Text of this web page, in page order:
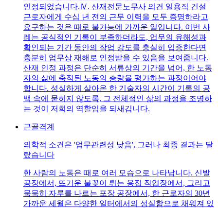
인정되었습니다.Ⅳ. 산재전문노무사 의견 일용직 건설
근로자에게 수십 년 전의 근무 이력을 모두 증명하라고
요구하는 것은 때로 불가능에 가까운 일입니다. 이번 사
례는 공식적인 기록이 부족하더라도, 업무의 유해성과
확인되는 기간 동안의 작업 강도를 충실히 입증한다면
충분히 업무상 재해로 인정받을 수 있음을 보여줍니다.
산재 인정 과정은 단순히 서류상의 기간을 넘어, 한 노동
자의 삶에 축적된 노동의 총량을 평가하는 과정이어야
합니다. 성실하게 살아온 한 기술자의 시간이 기록의 공
백 속에 묻히지 않도록, 그 전체적인 삶의 과정을 조명하
는 것이 저희의 역할임을 되새깁니다.
근골격계
의학적 소견은 '업무관련성 낮음', 그러나 최종 결과는 달
랐습니다
한 사람의 노동은 때로 여러 모습으로 나타납니다. 신발
공장에서, 뜨거운 불꽃이 튀는 용접 작업장에서, 그리고
묵묵히 자루를 나르는 포장 공장에서, 한 근로자의 30년
가까운 세월은 다양한 일터에서의 성실함으로 채워져 있